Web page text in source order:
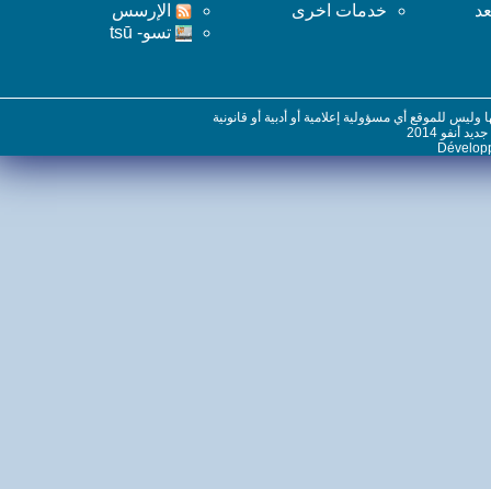
خدمات اخرى
اﻹرسس
تسو- tsū
للموقع أي مسؤولية إعلامية أو أدبية أو قانونية
2014